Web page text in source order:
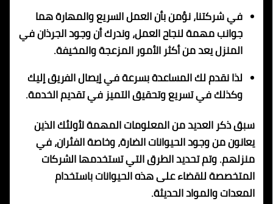
في شركتنا، نؤمن بأن العمل السريع والمهارة هما
جوانب مهمة لنجاح العمل، وندرك أن وجود الجرذان في
المنزل يعد من أكثر الأمور المزعجة والمخيفة.
لذا نقدم لك المساعدة بسرعة في إيصال الفريق إليك
وكذلك في تسريع وتحقيق التميز في تقديم الخدمة.
سبق ذكر العديد من المعلومات المهمة لأولئك الذين
يعانون من وجود الحيوانات الضارة، وخاصة الفئران، في
منزلهم. وتم تحديد الطرق التي تستخدمها الشركات
المتخصصة للقضاء على هذه الحيوانات باستخدام
المعدات والمواد الحديثة.